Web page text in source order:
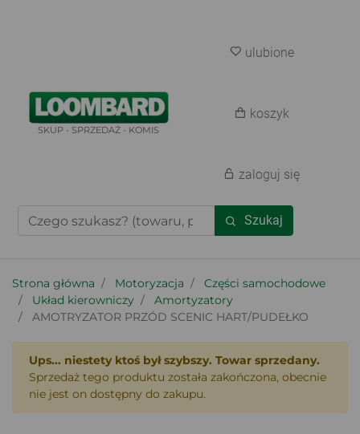
SKUP - SPRZEDAŻ - KOMIS
Szukaj
ulubione
koszyk
zaloguj się
Strona główna Motoryzacja
Części samochodowe
Układ kierowniczy
Amortyzatory
AMOTRYZATOR PRZÓD SCENIC HART/PUDEŁKO
Ups... niestety ktoś był szybszy. Towar sprzedany.
Sprzedaż tego produktu została zakończona, obecnie
nie jest on dostępny do zakupu.